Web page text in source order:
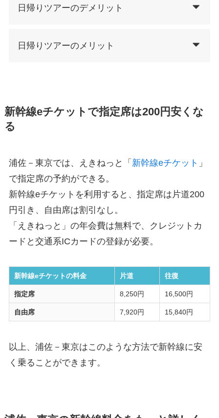
日帰りツアーのデメリット
日帰りツアーのメリット
新幹線eチケットで指定席は200円安くな
る
浦佐－東京では、えきねっと「 新幹線eチケット 」
で指定席の予約ができる。
新幹線eチケットを利用すると、指定席は片道200
円引き、自由席は割引なし。
「えきねっと」の年会費は無料で、クレジットカ
ードと交通系ICカードの登録が必要。
新幹線eチケットの料金 片道 往復
指定席 8,250円 16,500円
自由席 7,920円 15,840円
以上、浦佐－東京はこのような方法で新幹線に安
く乗ることができます。